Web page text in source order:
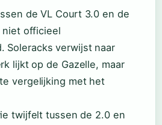
de VL Court 3.0 en de
niet officieel
Soleracks verwijst naar
lijkt op de Gazelle, maar
vergelijking met het
twijfelt tussen de 2.0 en